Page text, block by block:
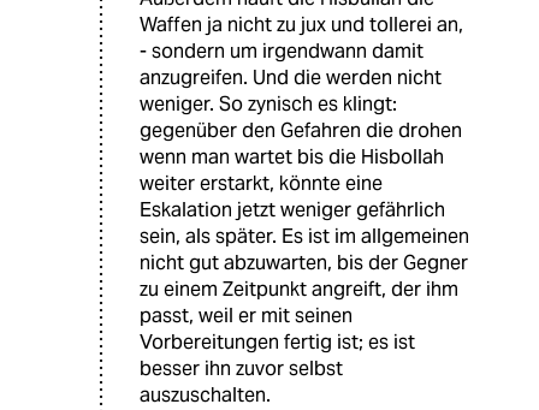
Waffen ja nicht zu jux und tollerei an,
- sondern um irgendwann damit
anzugreifen. Und die werden nicht
weniger. So zynisch es klingt:
gegenüber den Gefahren die drohen
wenn man wartet bis die Hisbollah
weiter erstarkt, könnte eine
Eskalation jetzt weniger gefährlich
sein, als später. Es ist im allgemeinen
nicht gut abzuwarten, bis der Gegner
zu einem Zeitpunkt angreift, der ihm
passt, weil er mit seinen
Vorbereitungen fertig ist; es ist
besser ihn zuvor selbst
auszuschalten.